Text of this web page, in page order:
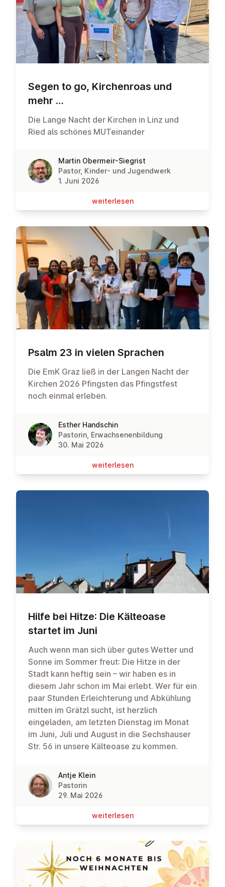
Segen to go, Kir­chen­ro­as und
mehr …
Die Lange Nacht der Kirchen in Linz und
Ried als schönes MUTeinander
Martin Obermeir-Siegrist
Pastor, Kinder- und Jugendwerk
1. Juni 2026
wei­ter­le­sen
Psalm 23 in vielen Sprachen
Die EmK Graz ließ in der Langen Nacht der
Kirchen 2026 Pfingsten das Pfingstfest
noch einmal erleben.
Esther Handschin
Pastorin, Erwachsenenbildung
30. Mai 2026
wei­ter­le­sen
Hilfe bei Hitze: Die Kälteoase
startet im Juni
Auch wenn man sich über gutes Wetter und
Sonne im Sommer freut: Die Hitze in der
Stadt kann heftig sein – wir haben es in
diesem Jahr schon im Mai erlebt. Wer für ein
paar Stunden Erleichterung und Abkühlung
mitten im Grätzl sucht, ist herzlich
eingeladen, am letzten Dienstag im Monat
im Juni, Juli und August in die Sechshauser
Str. 56 in unsere Kälteoase zu kommen.
Antje Klein
Pastorin
29. Mai 2026
wei­ter­le­sen